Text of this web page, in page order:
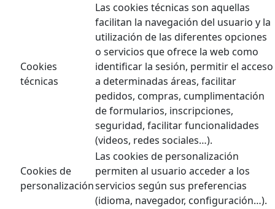
Cookies
técnicas
Las cookies técnicas son aquellas
facilitan la navegación del usuario y la
utilización de las diferentes opciones
o servicios que ofrece la web como
identificar la sesión, permitir el acceso
a determinadas áreas, facilitar
pedidos, compras, cumplimentación
de formularios, inscripciones,
seguridad, facilitar funcionalidades
(videos, redes sociales…).
Cookies de
personalización
Las cookies de personalización
permiten al usuario acceder a los
servicios según sus preferencias
(idioma, navegador, configuración…).